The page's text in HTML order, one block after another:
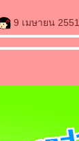
9 เมษายน